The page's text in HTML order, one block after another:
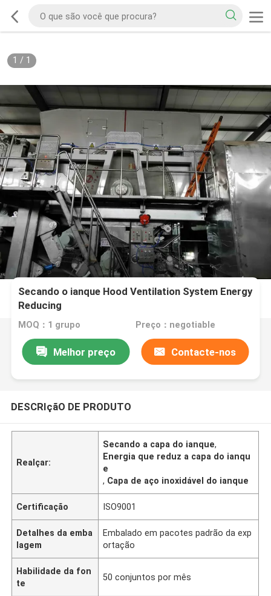
1 / 1
Secando o ianque Hood Ventilation System Energy
Reducing
MOQ：1 grupo Preço：negotiable
Melhor preço Contacte-nos
DESCRIçãO DE PRODUTO
Realçar:
Secando a capa do ianque,
Energia que reduz a capa do ianqu
e
, Capa de aço inoxidável do ianque
Certificação ISO9001
Detalhes da emba
lagem
Embalado em pacotes padrão da exp
ortação
Habilidade da fon
te
50 conjuntos por mês